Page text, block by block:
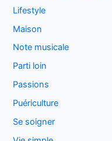
Lifestyle
Maison
Note musicale
Parti loin
Passions
Puériculture
Se soigner